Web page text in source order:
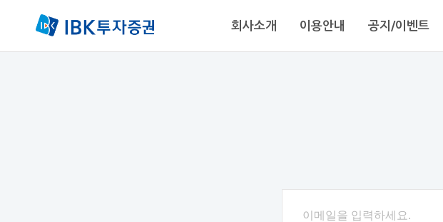
회사소개 이용안내 공지/이벤트
이메일을 입력하세요.